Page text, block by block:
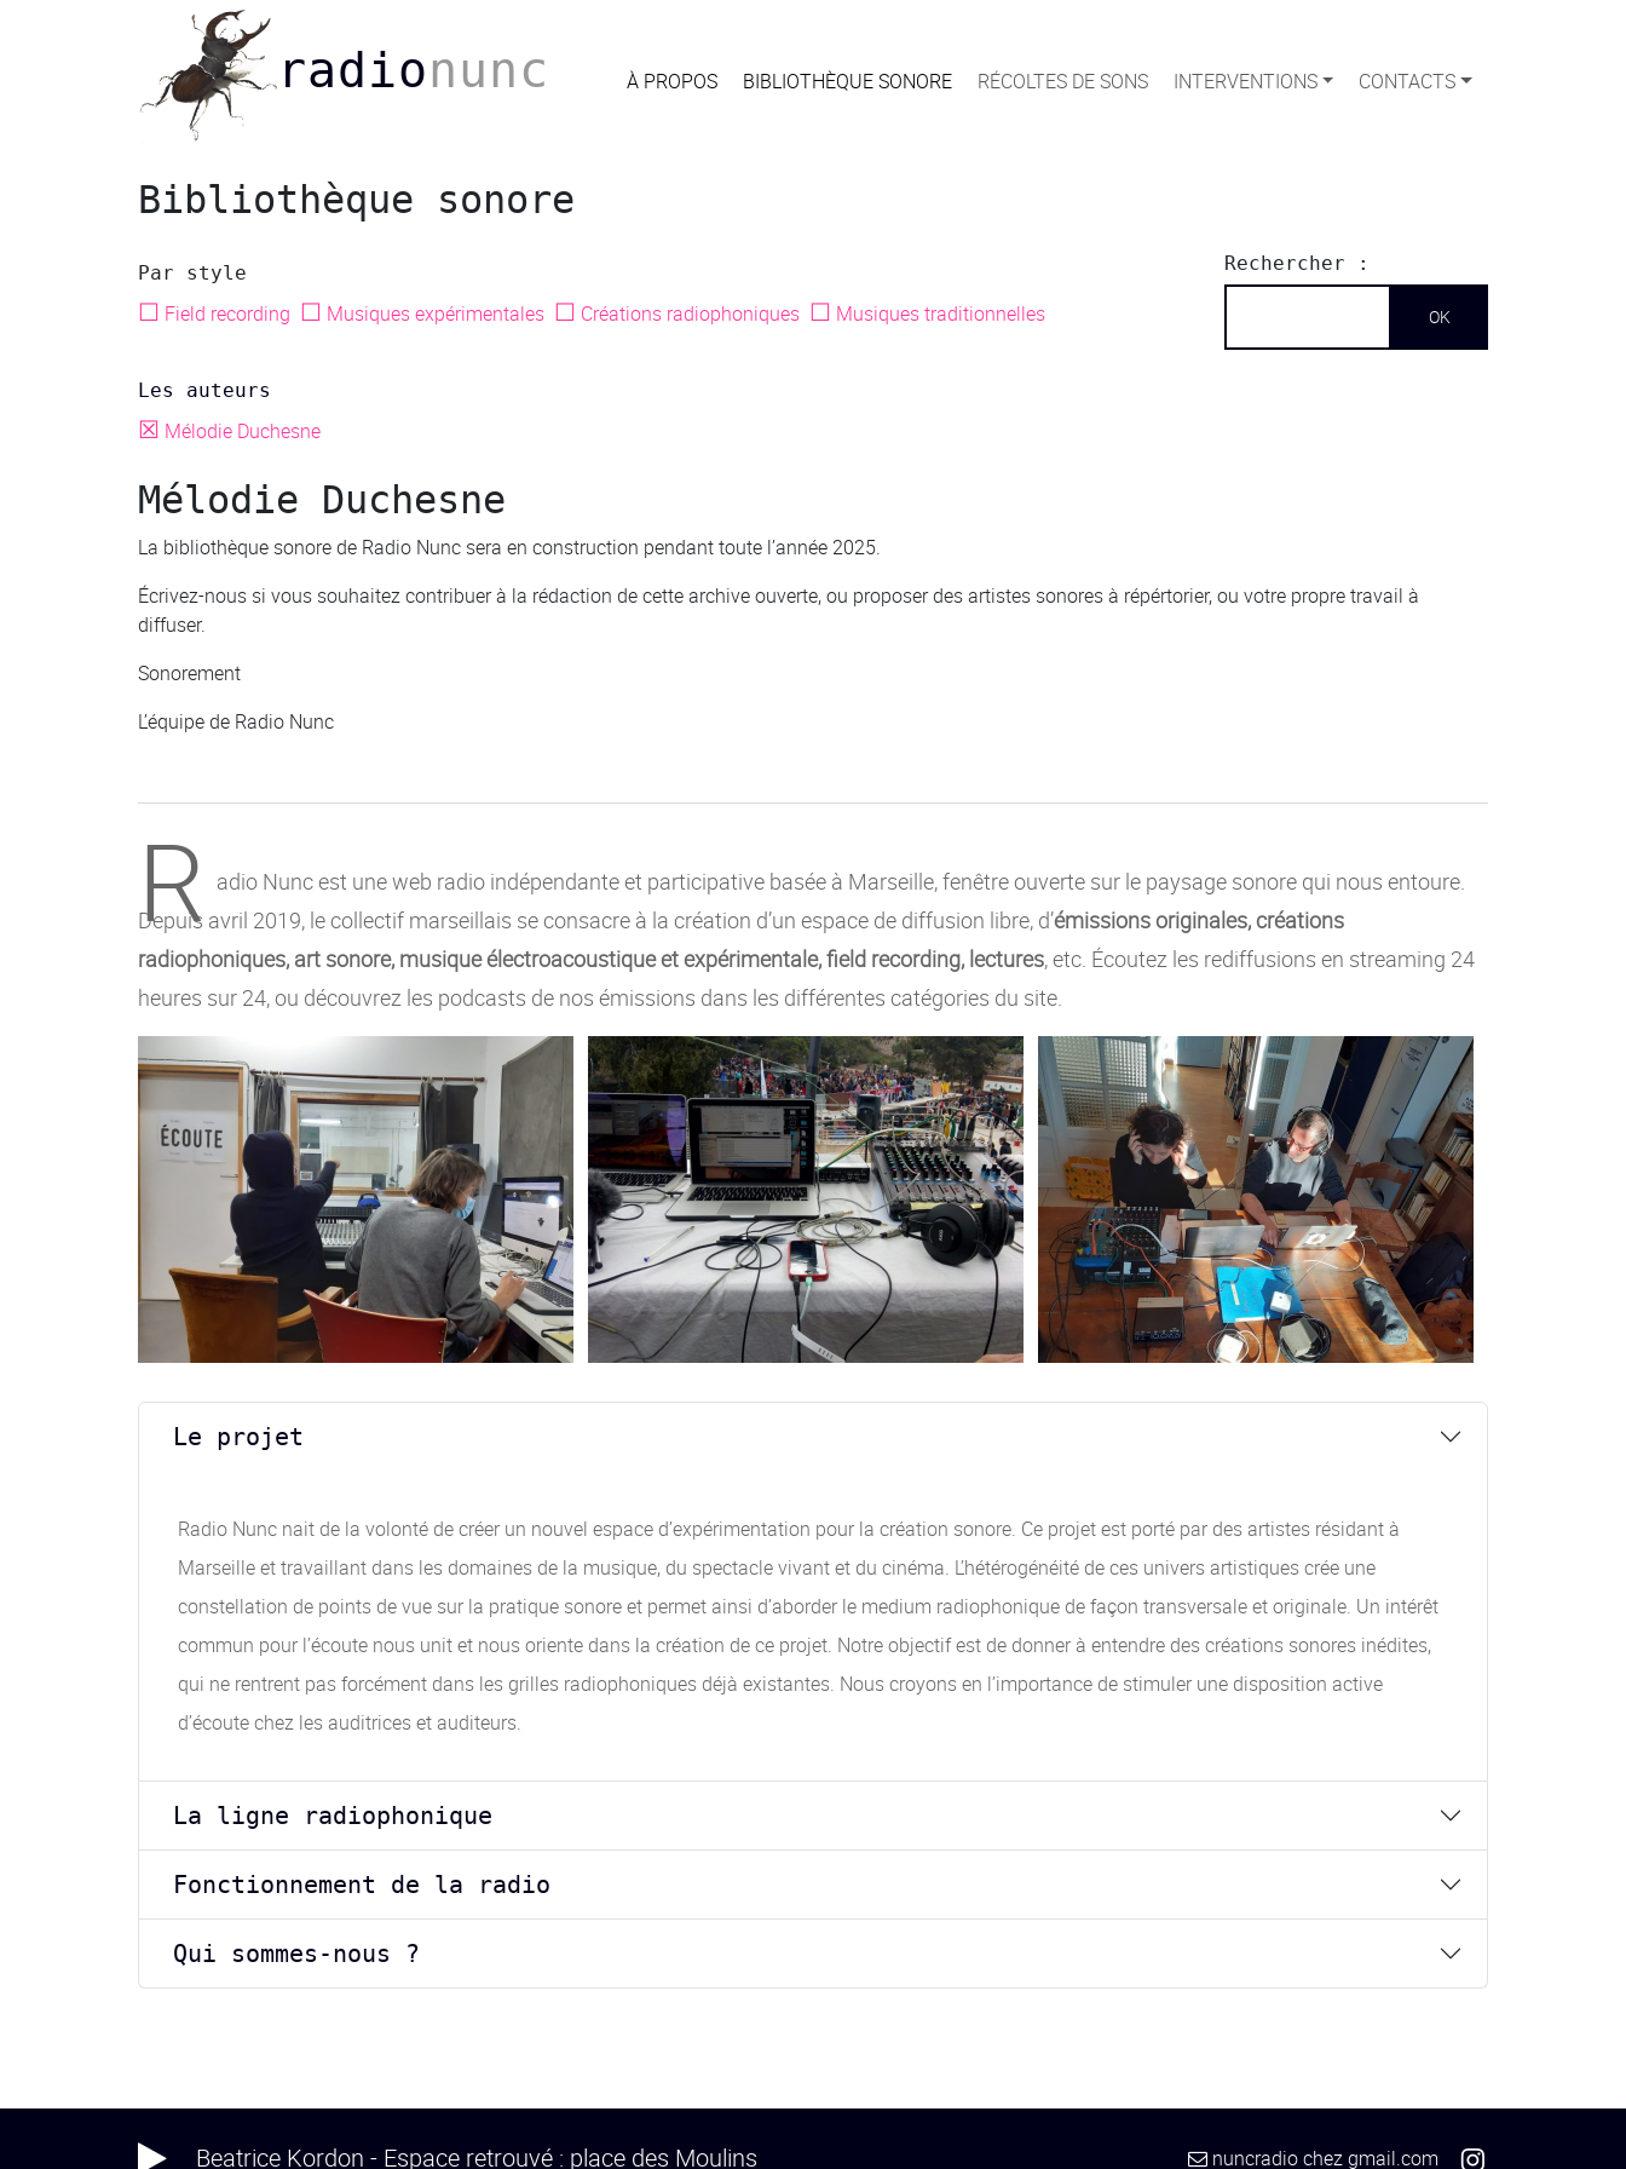
radionunc À PROPOS BIBLIOTHÈQUE SONORE RÉCOLTES DE SONS INTERVENTIONS CONTACTS
Bibliothèque sonore
Par style
☐ Field recording ☐ Musiques expérimentales ☐ Créations radiophoniques ☐ Musiques traditionnelles
Rechercher :
Les auteurs
☒ Mélodie Duchesne
Mélodie Duchesne
La bibliothèque sonore de Radio Nunc sera en construction pendant toute l’année 2025.
Écrivez-nous si vous souhaitez contribuer à la rédaction de cette archive ouverte, ou proposer des artistes sonores à répértorier, ou votre propre travail à
diffuser.
Sonorement
L’équipe de Radio Nunc
R adio Nunc est une web radio indépendante et participative basée à Marseille, fenêtre ouverte sur le paysage sonore qui nous entoure.
Depuis avril 2019, le collectif marseillais se consacre à la création d’un espace de diffusion libre, d’émissions originales, créations
radiophoniques, art sonore, musique électroacoustique et expérimentale, field recording, lectures, etc. Écoutez les rediffusions en streaming 24
heures sur 24, ou découvrez les podcasts de nos émissions dans les différentes catégories du site.
Le projet
Radio Nunc nait de la volonté de créer un nouvel espace d’expérimentation pour la création sonore. Ce projet est porté par des artistes résidant à
Marseille et travaillant dans les domaines de la musique, du spectacle vivant et du cinéma. L’hétérogénéité de ces univers artistiques crée une
constellation de points de vue sur la pratique sonore et permet ainsi d’aborder le medium radiophonique de façon transversale et originale. Un intérêt
commun pour l’écoute nous unit et nous oriente dans la création de ce projet. Notre objectif est de donner à entendre des créations sonores inédites,
qui ne rentrent pas forcément dans les grilles radiophoniques déjà existantes. Nous croyons en l’importance de stimuler une disposition active
d’écoute chez les auditrices et auditeurs.
La ligne radiophonique
Fonctionnement de la radio
Qui sommes-nous ?
Beatrice Kordon - Espace retrouvé : place des Moulins nuncradiochezgmail.com